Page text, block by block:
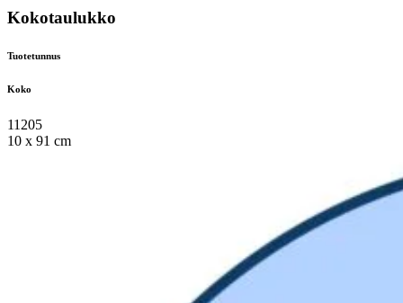
Kokotaulukko
Tuotetunnus
Koko
11205
10 x 91 cm